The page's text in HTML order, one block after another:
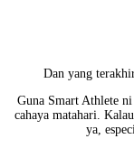
Dan yang
Guna Smart Athlete ni
cahaya matahari.
ya,